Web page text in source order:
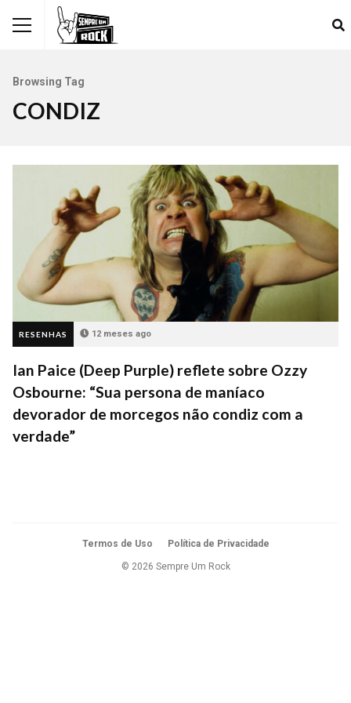
Browsing Tag
CONDIZ
RESENHAS 12 meses ago
Ian Paice (Deep Purple) reflete sobre Ozzy
Osbourne: “Sua persona de maníaco
devorador de morcegos não condiz com a
verdade”
Termos de Uso Política de Privacidade
© 2026 Sempre Um Rock